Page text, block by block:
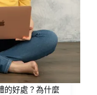
的好處？為什麼